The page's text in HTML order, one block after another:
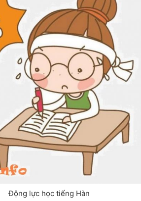
Động lực học tiếng Hàn